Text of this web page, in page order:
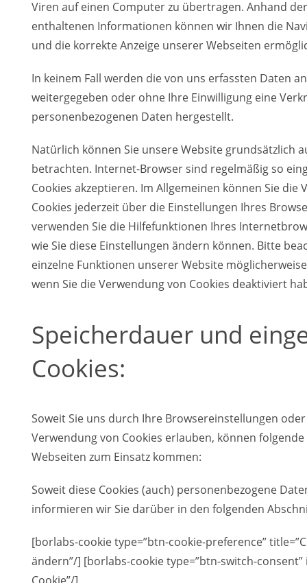
Viren auf einen Computer zu übertragen. Anhand
enthaltenen Informationen können wir Ihnen die
und die korrekte Anzeige unserer Webseiten
In keinem Fall werden die von uns erfassten Daten
weitergegeben oder ohne Ihre Einwilligung eine
personenbezogenen Daten hergestellt.
Natürlich können Sie unsere Website grundsätzlich
betrachten. Internet-Browser sind regelmäßig so
Cookies akzeptieren. Im Allgemeinen können Sie die
Cookies jederzeit über die Einstellungen Ihres
verwenden Sie die Hilfefunktionen Ihres
wie Sie diese Einstellungen ändern können. Bitte
einzelne Funktionen unserer Website
wenn Sie die Verwendung von Cookies deaktiviert
Speicherdauer und
Cookies:
Soweit Sie uns durch Ihre Browsereinstellungen
Verwendung von Cookies erlauben, können
Webseiten zum Einsatz kommen:
Soweit diese Cookies (auch) personenbezogene
informieren wir Sie darüber in den folgenden
[borlabs-cookie type=”btn-cookie-preference”
ändern”/] [borlabs-cookie type=”btn-switch-consent”